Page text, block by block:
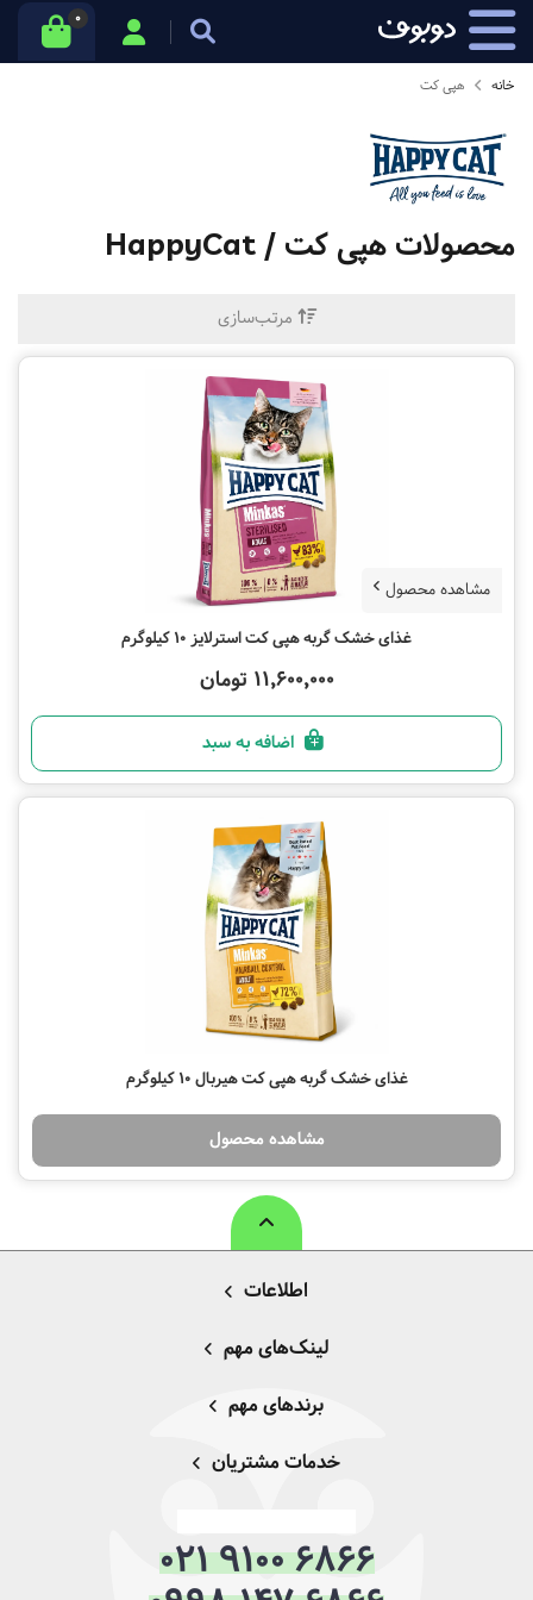
0
خانه هپی کت
محصولاتهپی کت / HappyCat
مرتب‌سازی
مشاهده محصول
غذای خشک گربه هپی کت استرلایز 10 کیلوگرم
11,600,000 تومان
اضافه به سبد
غذای خشک گربه هپی کت هیربال 10 کیلوگرم
مشاهده محصول
اطلاعات
لینک‌های مهم
برندهای مهم
خدمات مشتریان
021 9100 6866